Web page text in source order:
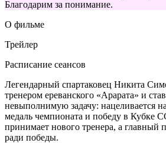
Благодарим за понимание.
О фильме
Трейлер
Расписание сеансов
Легендарный спартаковец Никита
тренером ереванского «Арарата» и
невыполнимую задачу: нацеливается
медаль чемпионата и победу в Кубке
принимает нового тренера, а главный
ради победы.